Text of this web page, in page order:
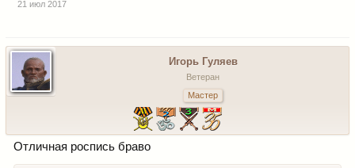
21 июл 2017
Игорь Гуляев
Ветеран
Мастер
Отличная роспись браво